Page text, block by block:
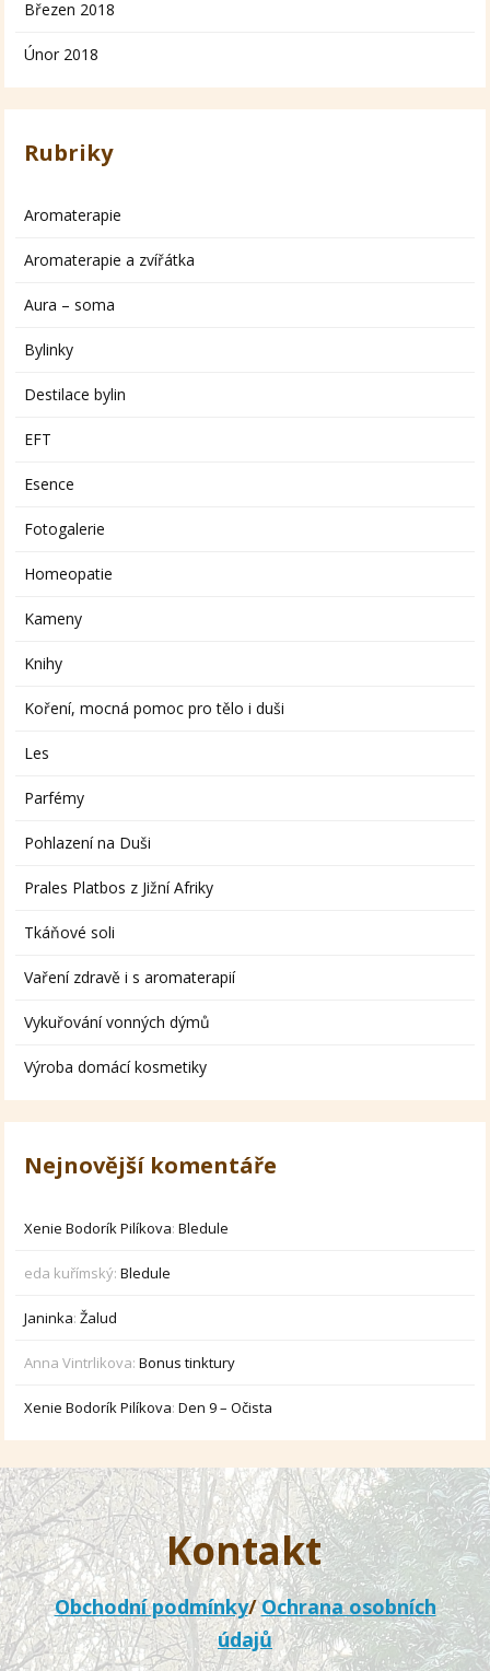
Březen 2018
Únor 2018
Rubriky
Aromaterapie
Aromaterapie a zvířátka
Aura – soma
Bylinky
Destilace bylin
EFT
Esence
Fotogalerie
Homeopatie
Kameny
Knihy
Koření, mocná pomoc pro tělo i duši
Les
Parfémy
Pohlazení na Duši
Prales Platbos z Jižní Afriky
Tkáňové soli
Vaření zdravě i s aromaterapií
Vykuřování vonných dýmů
Výroba domácí kosmetiky
Nejnovější komentáře
Xenie Bodorík Pilíkova:Bledule
eda kuřímský:Bledule
Janinka:Žalud
Anna Vintrlikova:Bonus tinktury
Xenie Bodorík Pilíkova:Den 9 – Očista
Kontakt
Obchodní podmínky/Ochrana osobních
údajů